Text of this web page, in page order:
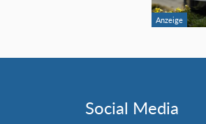
Social Media